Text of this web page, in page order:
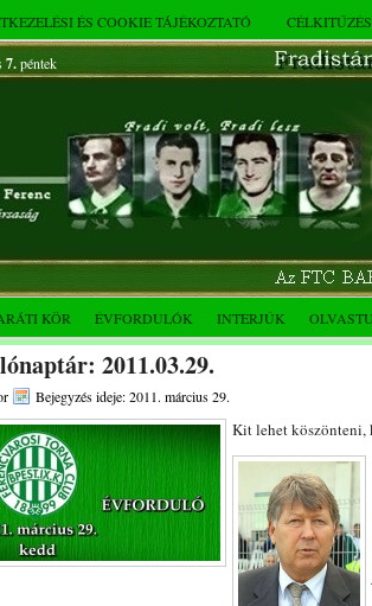
ÉS COOKIE TÁJÉKOZTATÓ
7.péntek
KÖR ÉVFORDULÓK INTERJÚK
2011.03.29.
Bejegyzés ideje: 2011. március 29.
Kit lehet köszönteni,